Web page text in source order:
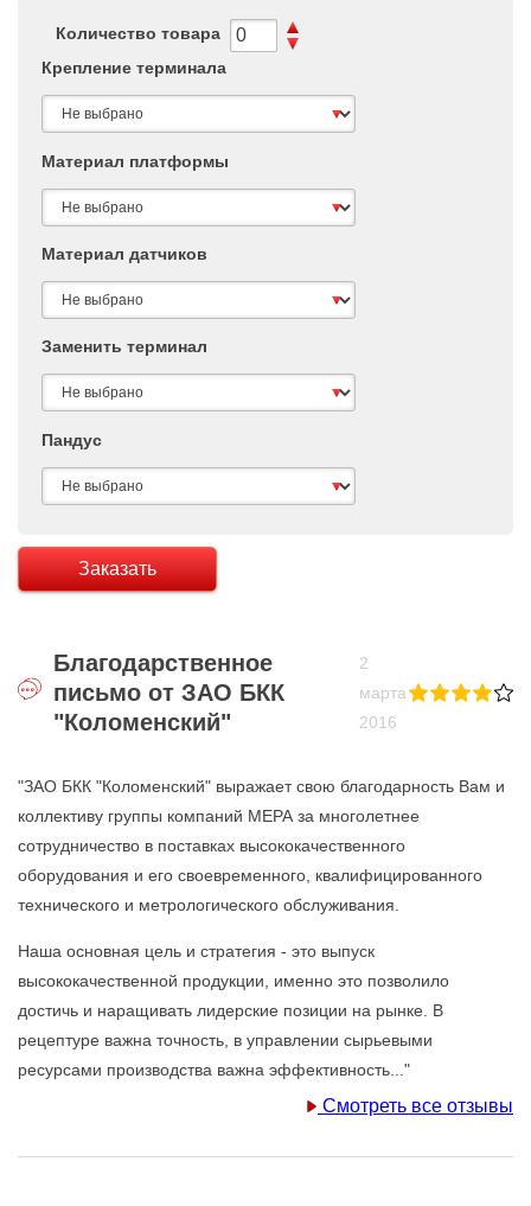
Количество товара
Крепление терминала
Материал платформы
Материал датчиков
Заменить терминал
Пандус
Заказать
Благодарственное
письмо от ЗАО БКК
"Коломенский"
2
марта
2016
"ЗАО БКК "Коломенский" выражает свою благодарность Вам и
коллективу группы компаний МЕРА за многолетнее
сотрудничество в поставках высококачественного
оборудования и его своевременного, квалифицированного
технического и метрологического обслуживания.
Наша основная цель и стратегия - это выпуск
высококачественной продукции, именно это позволило
достичь и наращивать лидерские позиции на рынке. В
рецептуре важна точность, в управлении сырьевыми
ресурсами производства важна эффективность..."
Смотреть все отзывы